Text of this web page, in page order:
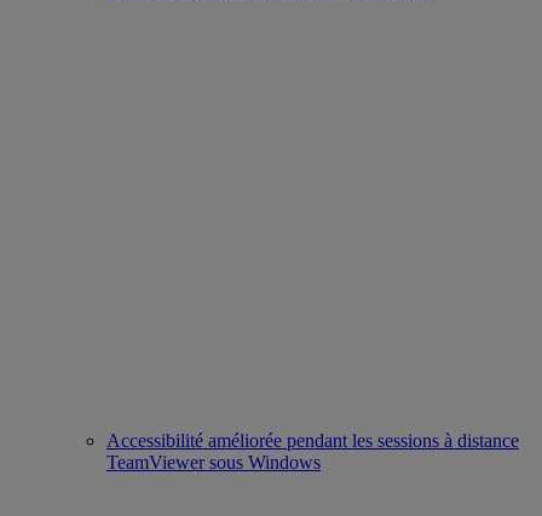
Accessibilité améliorée pendant les sessions à distance
TeamViewer sous Windows